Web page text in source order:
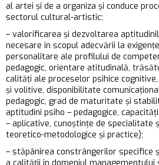
al artei și de a organiza și conduce
sectorul cultural-artistic;
– valorificarea şi dezvoltarea
necesare în scopul adecvării la
personalitare ale profilului de
pedagogic, orientare atitudinală,
calităţi ale proceselor psihice
şi volitive, disponibilitate
pedagogic, grad de maturitate şi
aptitudini psiho – pedagogice,
– aplicative, cunoştinţe de specialitate
teoretico-metodologice şi practice);
– stăpânirea constrângerilor specifice